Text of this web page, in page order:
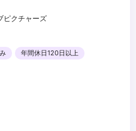
ピクチャーズ
年間休日120日以上